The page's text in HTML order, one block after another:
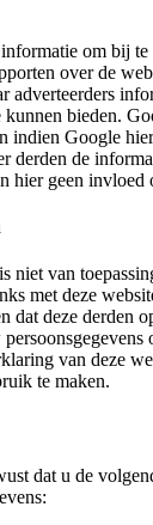
om bij te
over de
adverteerders
kunnen bieden.
indien Google
derden de
hier geen invloed
niet van
met deze
dat deze derden
van deze
te maken.
dat u de